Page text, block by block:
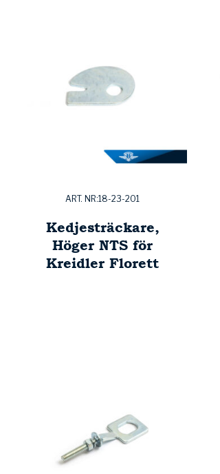
ART. NR:18-23-201
Kedjesträckare,
Höger NTS för
Kreidler Florett